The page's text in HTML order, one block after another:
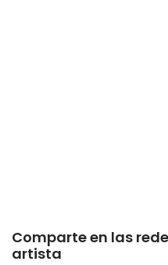
Comparte en las
artista